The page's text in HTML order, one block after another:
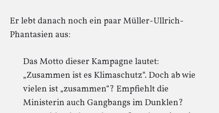
Er lebt danach noch ein paar Müller-Ullrich-
Phantasien aus:
Das Motto dieser Kampagne lautet:
„Zusammen ist es Klimaschutz“. Doch ab wie
vielen ist „zusammen“? Empfiehlt die
Ministerin auch Gangbangs im Dunklen?